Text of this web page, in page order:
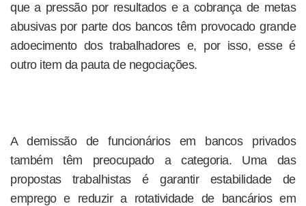
que a pressão por resultados e a cobrança de metas
abusivas por parte dos bancos têm provocado grande
adoecimento dos trabalhadores e, por isso, esse é
outro item da pauta de negociações.
A demissão de funcionários em bancos privados
também têm preocupado a categoria. Uma das
propostas trabalhistas é garantir estabilidade de
emprego e reduzir a rotatividade de bancários em